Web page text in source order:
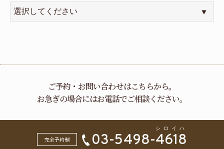
ご予約・お問い合わせはこちらから。
お急ぎの場合にはお電話でご相談ください。
完全予約制 03-5498-4618